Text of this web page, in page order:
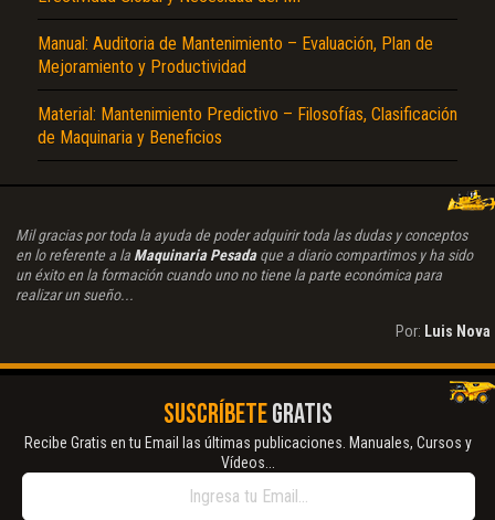
Manual: Auditoria de Mantenimiento – Evaluación, Plan de
Mejoramiento y Productividad
Material: Mantenimiento Predictivo – Filosofías, Clasificación
de Maquinaria y Beneficios
Mil gracias por toda la ayuda de poder adquirir toda las dudas y conceptos
en lo referente a la Maquinaria Pesadaque a diario compartimos y ha sido
un éxito en la formación cuando uno no tiene la parte económica para
realizar un sueño...
Por: Luis Nova
SUSCRÍBETEGRATIS
Recibe Gratis en tu Email las últimas publicaciones. Manuales, Cursos y
Vídeos...